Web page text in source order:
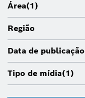
Área(1)
Região
Data de publicação
Tipo de mídia(1)